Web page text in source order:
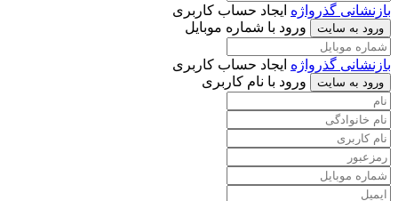
بازنشانی گذرواژه ایجاد حساب کاربری
ورود به سایت ورود با شماره موبایل
بازنشانی گذرواژه ایجاد حساب کاربری
ورود به سایت ورود با نام کاربری